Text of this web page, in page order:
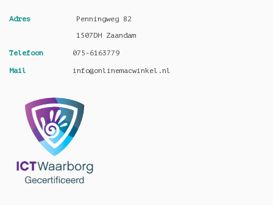
Adres
Penningweg 82
1507DH Zaandam
Telefoon 075-6163779
Mail info@onlinemacwinkel.nl